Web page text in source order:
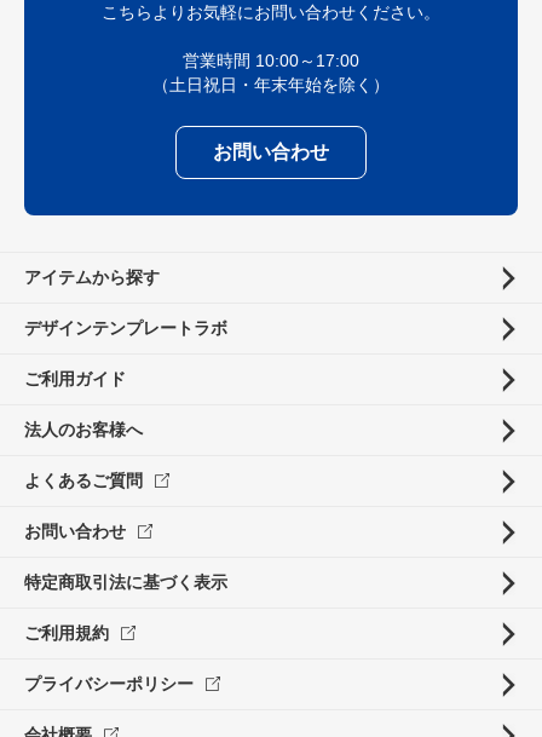
こちらよりお気軽にお問い合わせください。
営業時間 10:00～17:00
（土日祝日・年末年始を除く）
お問い合わせ
アイテムから探す
デザインテンプレートラボ
ご利用ガイド
法人のお客様へ
よくあるご質問
お問い合わせ
特定商取引法に基づく表示
ご利用規約
プライバシーポリシー